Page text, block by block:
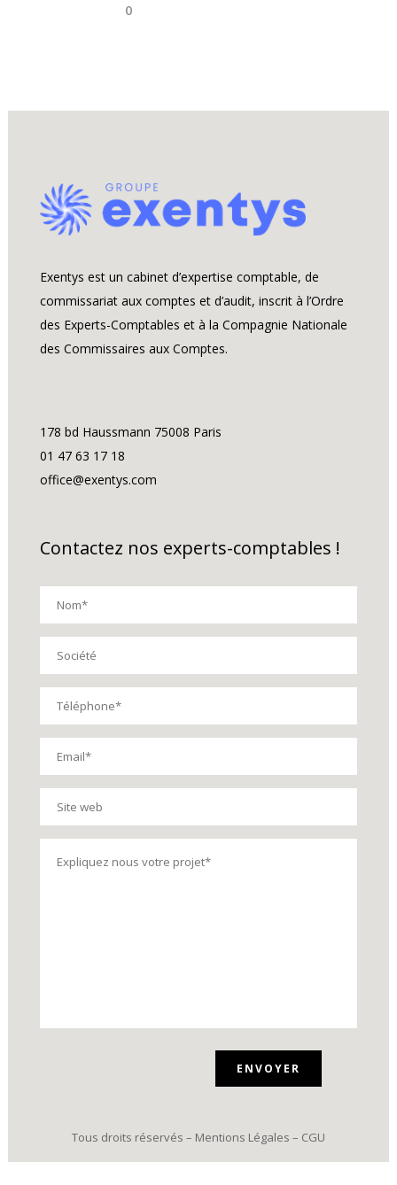
0
Exentys est un cabinet d’expertise comptable, de
commissariat aux comptes et d’audit, inscrit à l’Ordre
des Experts-Comptables et à la Compagnie Nationale
des Commissaires aux Comptes.
178 bd Haussmann 75008 Paris
01 47 63 17 18
office@exentys.com
Contactez nos experts-comptables !
Tous droits réservés – Mentions Légales – CGU